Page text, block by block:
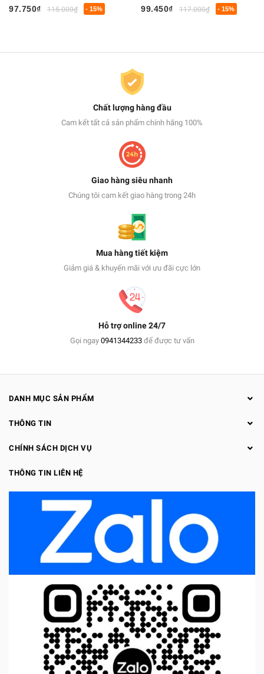
97.750₫
115.000₫ - 15%
Điện Tử Có Lõi Flux
99.450₫ 117.000₫ - 15%
Chất lượng hàng đầu
Cam kết tất cả sản phẩm chính hãng 100%
Giao hàng siêu nhanh
Chúng tôi cam kết giao hàng trong 24h
Mua hàng tiết kiệm
Giảm giá & khuyến mãi với ưu đãi cực lớn
Hỗ trợ online 24/7
Gọi ngay 0941344233để được tư vấn
DANH MỤC SẢN PHẨM
THÔNG TIN
CHÍNH SÁCH DỊCH VỤ
THÔNG TIN LIÊN HỆ